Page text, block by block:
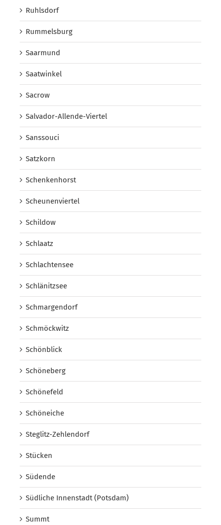
Ruhlsdorf
Rummelsburg
Saarmund
Saatwinkel
Sacrow
Salvador-Allende-Viertel
Sanssouci
Satzkorn
Schenkenhorst
Scheunenviertel
Schildow
Schlaatz
Schlachtensee
Schlänitzsee
Schmargendorf
Schmöckwitz
Schönblick
Schöneberg
Schönefeld
Schöneiche
Steglitz-Zehlendorf
Stücken
Südende
Südliche Innenstadt (Potsdam)
Summt